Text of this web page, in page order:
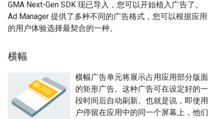
GMA Next-Gen SDK 现已导入，您可以开始植入广告了。
Ad Manager 提供了多种不同的广告格式，您可以根据应用
的用户体验选择最契合的一种。
横幅
横幅广告单元将展示占用应用部分版面
的矩形广告。这种广告可在设定好的一
段时间后自动刷新。也就是说，即使用
户停留在应用中的同一个屏幕上，他们